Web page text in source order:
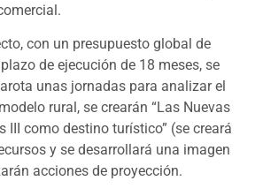
con un presupuesto global de
de ejecución de 18 meses, se
unas jornadas para analizar el
rural, se crearán “Las Nuevas
III como destino turístico” (se creará
y se desarrollará una imagen
acciones de proyección.